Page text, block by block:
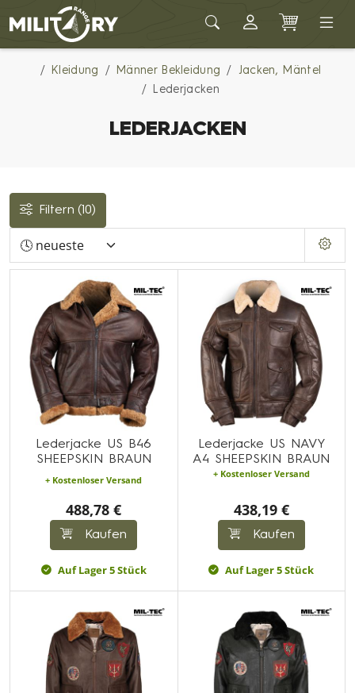
Army shop MILITARY RANGE
Kleidung Männer Bekleidung
Jacken, Mäntel
Lederjacken
LEDERJACKEN
Filtern (10)
Lederjacke US B46
SHEEPSKIN BRAUN
+ Kostenloser Versand
488,78 €
Kaufen
Auf Lager 5 Stück
Lederjacke US NAVY
A4 SHEEPSKIN BRAUN
+ Kostenloser Versand
438,19 €
Kaufen
Auf Lager 5 Stück